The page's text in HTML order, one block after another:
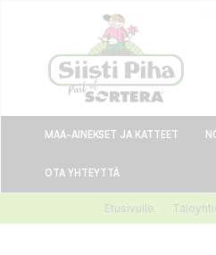
MAA-AINEKSET JA KATTEET
OTA YHTEYTTÄ
Etusivulle